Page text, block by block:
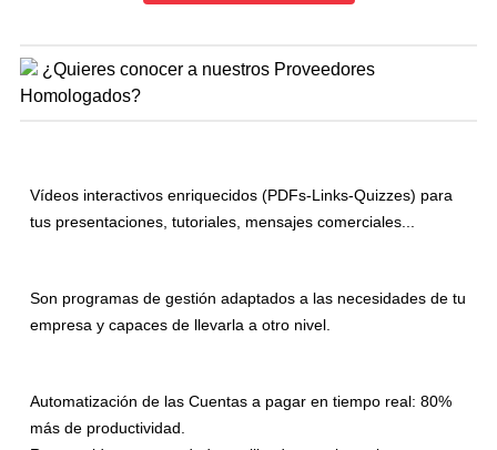
¿Quieres conocer a nuestros Proveedores
Homologados?
Vídeos interactivos enriquecidos (PDFs-Links-Quizzes) para
tus presentaciones, tutoriales, mensajes comerciales...
Son programas de gestión adaptados a las necesidades de tu
empresa y capaces de llevarla a otro nivel.
Automatización de las Cuentas a pagar en tiempo real: 80%
más de productividad.